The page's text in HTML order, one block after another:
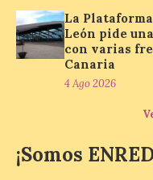
juegos de mis
Sanabria”, de María
recupera los juegos
El
La
León pide
con varias
Canaria
4 Ago 2026
¡Somos